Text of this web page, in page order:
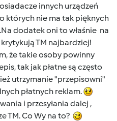
innych urządzeń
nie ma tak pięknych
dodatek oni to właśnie na
TM najbardziej!
że takie osoby powinny
tak jak płatne są często
utrzymanie "przepisowni"
płatnych reklam.
i przesyłania dalej ,
TM. Co Wy na to?